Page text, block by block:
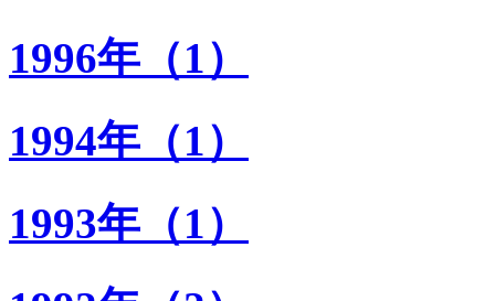
1996年（1）
1994年（1）
1993年（1）